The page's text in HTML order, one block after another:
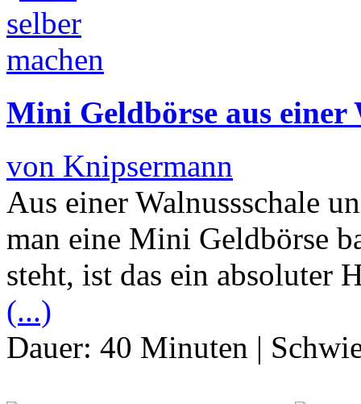
Mini Geldbörse aus einer
von Knipsermann
Aus einer Walnussschale
man eine Mini Geldbörse
steht, ist das ein absoluter
(...)
Dauer: 40 Minuten |